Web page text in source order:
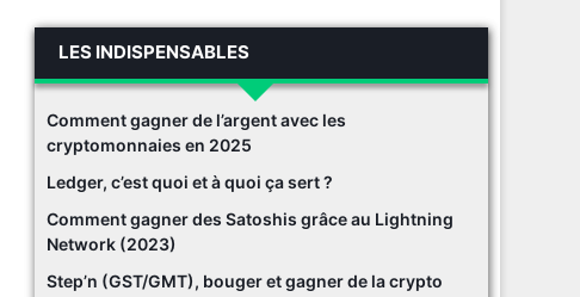
LES INDISPENSABLES
Comment gagner de l’argent avec les
cryptomonnaies en 2025
Ledger, c’est quoi et à quoi ça sert ?
Comment gagner des Satoshis grâce au Lightning
Network (2023)
Step’n (GST/GMT), bouger et gagner de la crypto